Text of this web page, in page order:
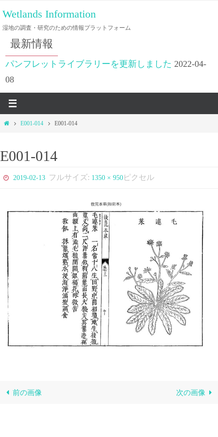
ン
テ
ツ
ス
プ
Wetlands Information
湿地の調査・研究のための情報プラットフォーム
最新情報
パンフレットライブラリーを更新しました 2022-04-
08
ホ
E001-014 E001-014
E001-014
2019-02-13 フルサイズ: 1350 × 950 ピクセル
前の画像 次の画像